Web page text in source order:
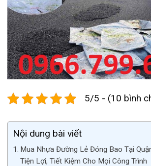
5/5 - (10 bình
Nội dung bài viết
Mua Nhựa Đường Lẻ Đóng Bao Tại
Tiện Lợi, Tiết Kiệm Cho Mọi Công Trình